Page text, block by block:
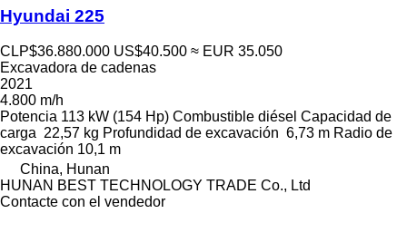
Hyundai 225
CLP$36.880.000 US$40.500 ≈ EUR 35.050
Excavadora de cadenas
2021
4.800 m/h
Potencia 113 kW (154 Hp) Combustible diésel Capacidad de
carga 22,57 kg Profundidad de excavación 6,73 m Radio de
excavación 10,1 m
China, Hunan
HUNAN BEST TECHNOLOGY TRADE Co., Ltd
Contacte con el vendedor